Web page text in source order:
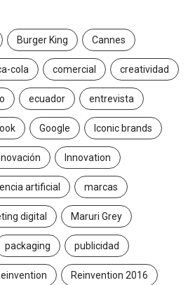
Burger King Cannes
cola comercial creatividad
ecuador entrevista
Google Iconic brands
Innovation
artificial marcas
digital Maruri Grey
packaging publicidad
Reinvention 2016